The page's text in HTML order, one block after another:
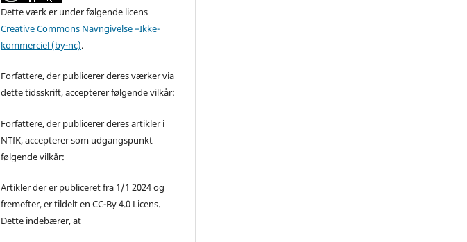
Dette værk er under følgende licens
Creative Commons Navngivelse –Ikke-
kommerciel (by-nc).
Forfattere, der publicerer deres værker via
dette tidsskrift, accepterer følgende vilkår:
Forfattere, der publicerer deres artikler i
NTfK, accepterer som udgangspunkt
følgende vilkår:
Artikler der er publiceret fra 1/1 2024 og
fremefter, er tildelt en CC-By 4.0 Licens.
Dette indebærer, at